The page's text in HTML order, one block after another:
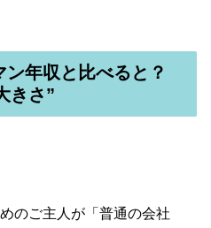
年収と比べると？
きさ”
のご主人が「普通の会社